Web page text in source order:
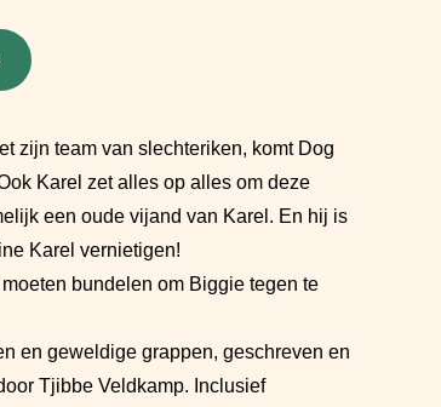
zijn team van slechteriken, komt Dog
Karel zet alles op alles om deze
een oude vijand van Karel. En hij is
Karel vernietigen!
bundelen om Biggie tegen te
en geweldige grappen, geschreven en
Tjibbe Veldkamp. Inclusief